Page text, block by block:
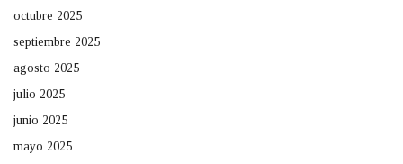
octubre 2025
septiembre 2025
agosto 2025
julio 2025
junio 2025
mayo 2025